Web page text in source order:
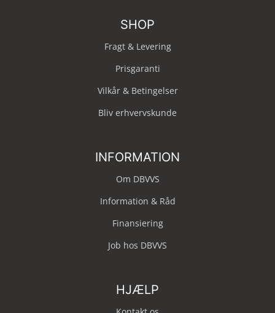
SHOP
Fragt & Levering
Prisgaranti
Vilkår & Betingelser
Bliv erhvervskunde
INFORMATION
Om DBVVS
Information & Råd
Finansiering
Job hos DBVVS
HJÆLP